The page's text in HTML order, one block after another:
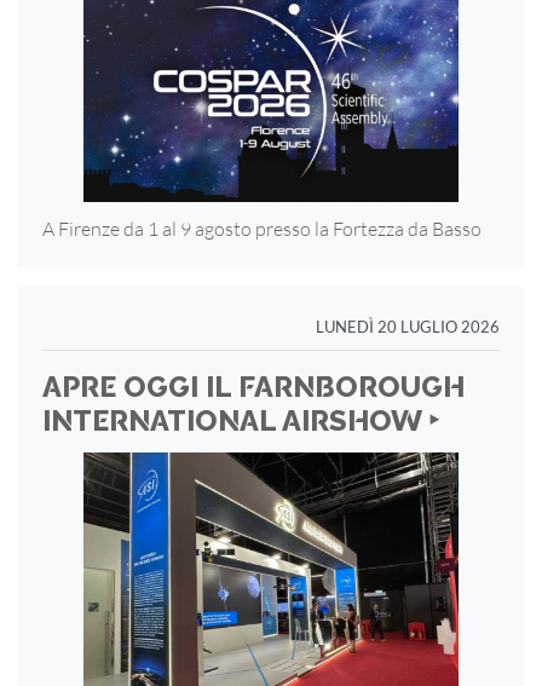
A Firenze da 1 al 9 agosto presso la Fortezza da Basso
LUNEDÌ 20 LUGLIO 2026
APRE OGGI IL FARNBOROUGH
INTERNATIONAL AIRSHOW ‣